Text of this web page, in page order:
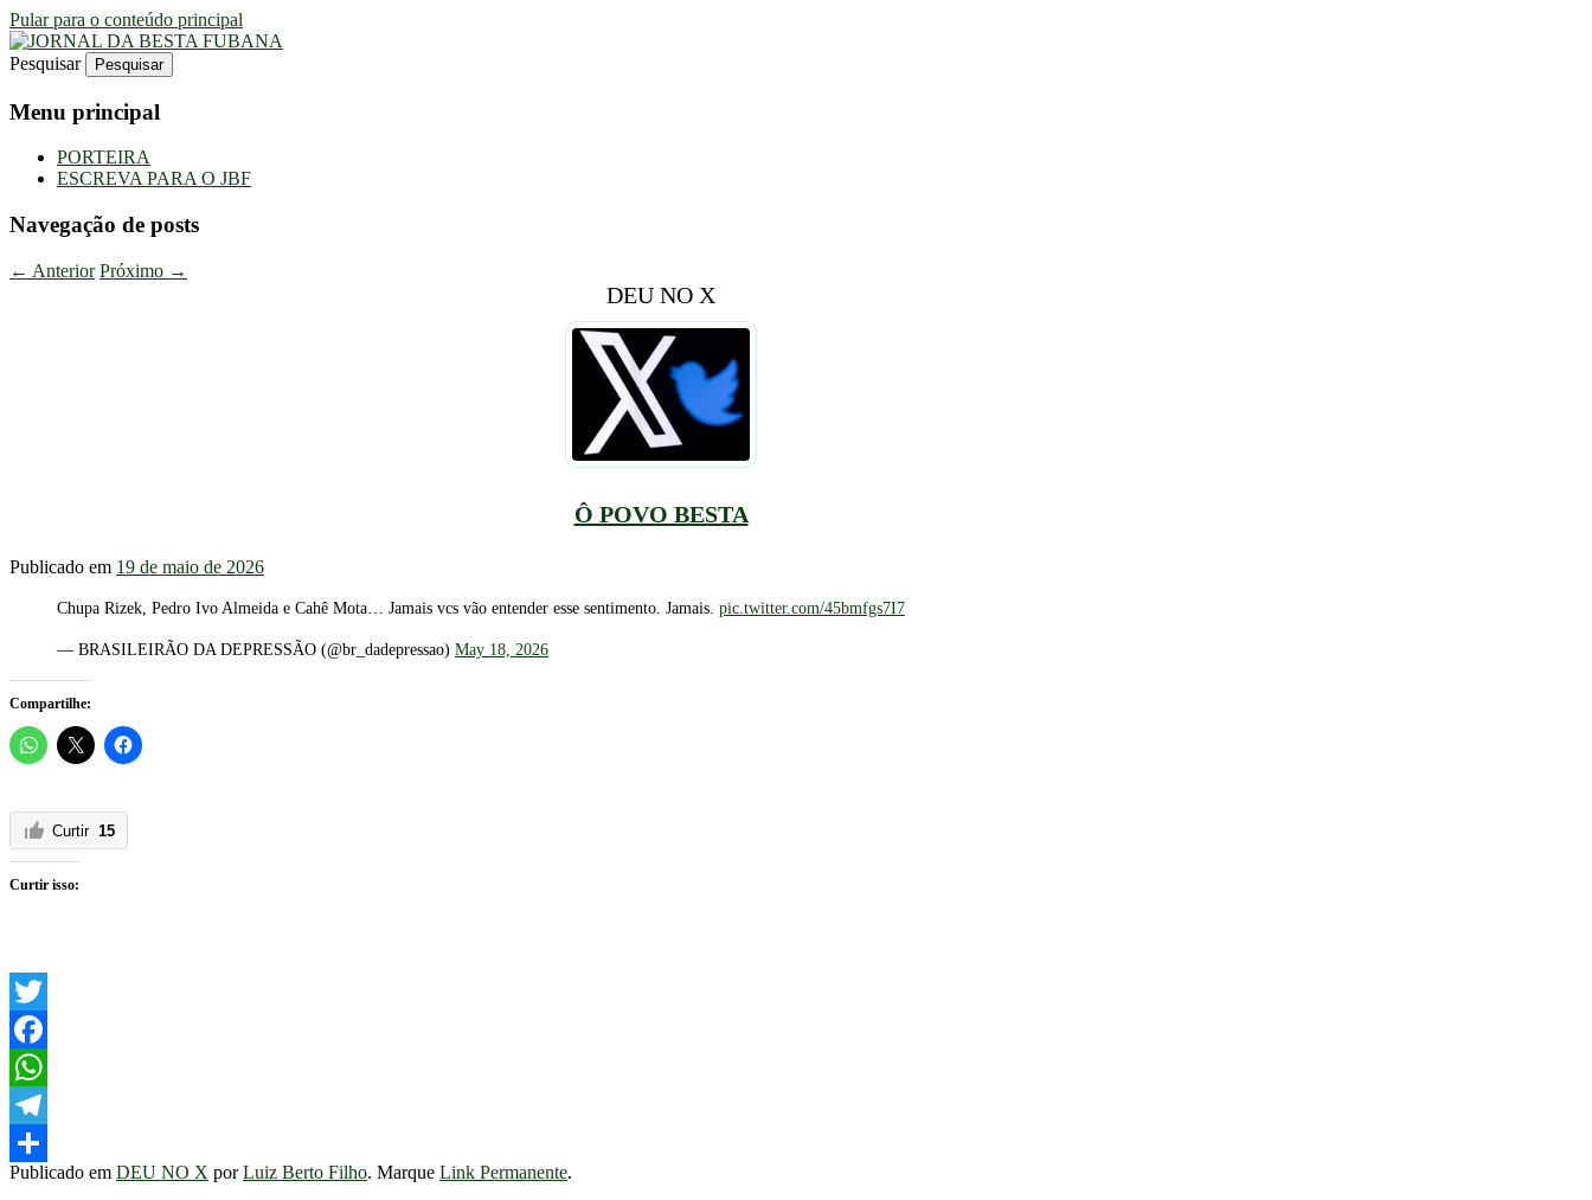
Pular para o conteúdo principal
JORNAL DA BESTA FUBANA
Uma Gazeta Escrota
Pesquisar
Menu principal
PORTEIRA
ESCREVA PARA O JBF
Navegação de posts
← Anterior Próximo →
DEU NO X
Ô POVO BESTA
Publicado em 19 de maio de 2026
Chupa Rizek, Pedro Ivo Almeida e Cahê Mota… Jamais vcs vão entender esse sentimento. Jamais. pic.twitter.com/45bmfgs7I7
— BRASILEIRÃO DA DEPRESSÃO (@br_dadepressao) May 18, 2026
Compartilhe:
Curtir 15
Curtir isso:
Twitter
Facebook
WhatsApp
Telegram
Share
Publicado em DEU NO X porLuiz Berto Filho. Marque Link Permanente.